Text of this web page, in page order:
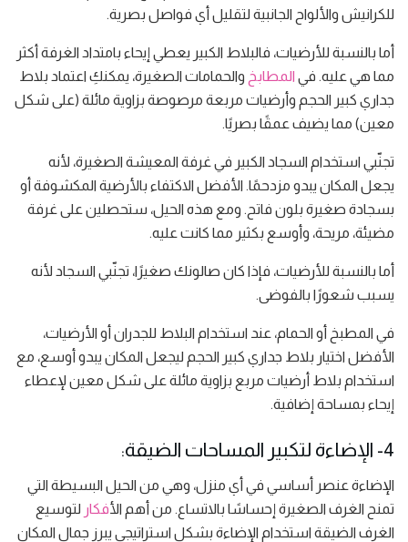
للكرانيش والألواح الجانبية لتقليل أي فواصل بصرية.
أما بالنسبة للأرضيات، فالبلاط الكبير يعطي إيحاء بامتداد الغرفة أكثر
مما هي عليه. في المطابخ والحمامات الصغيرة، يمكنكِ اعتماد بلاط
جداري كبير الحجم وأرضيات مربعة مرصوصة بزاوية مائلة (على شكل
معين) مما يضيف عمقًا بصريًا.
تجنّبي استخدام السجاد الكبير في غرفة المعيشة الصغيرة، لأنه
يجعل المكان يبدو مزدحمًا. الأفضل الاكتفاء بالأرضية المكشوفة أو
بسجادة صغيرة بلون فاتح. ومع هذه الحيل، ستحصلين على غرفة
مضيئة، مريحة، وأوسع بكثير مما كانت عليه.
أما بالنسبة للأرضيات، فإذا كان صالونك صغيرًا، تجنّبي السجاد لأنه
يسبب شعورًا بالفوضى.
في المطبخ أو الحمام، عند استخدام البلاط للجدران أو الأرضيات،
الأفضل اختيار بلاط جداري كبير الحجم ليجعل المكان يبدو أوسع، مع
استخدام بلاط أرضيات مربع بزاوية مائلة على شكل معين لإعطاء
إيحاء بمساحة إضافية.
4- الإضاءة لتكبير المساحات الضيقة:
الإضاءة عنصر أساسي في أي منزل، وهي من الحيل البسيطة التي
تمنح الغرف الصغيرة إحساسًا بالاتساع. من أهم الأفكار لتوسيع
الغرف الضيقة استخدام الإضاءة بشكل استراتيجي يبرز جمال المكان